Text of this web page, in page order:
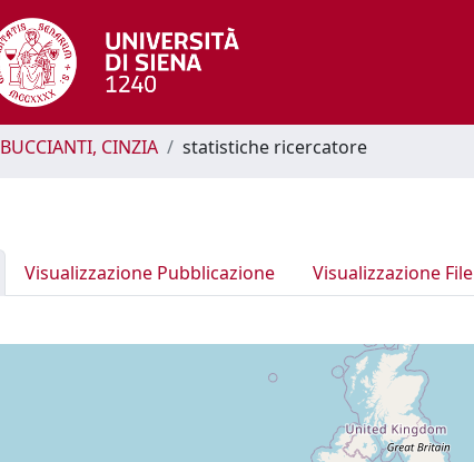
BUCCIANTI, CINZIA statistiche ricercatore
Visualizzazione Pubblicazione Visualizzazione File